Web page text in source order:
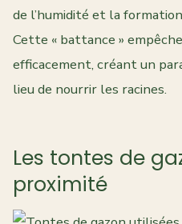
de l’humidité et la
Cette « battance »
efficacement, créant un
lieu de nourrir les racines.
Les tontes de
proximité